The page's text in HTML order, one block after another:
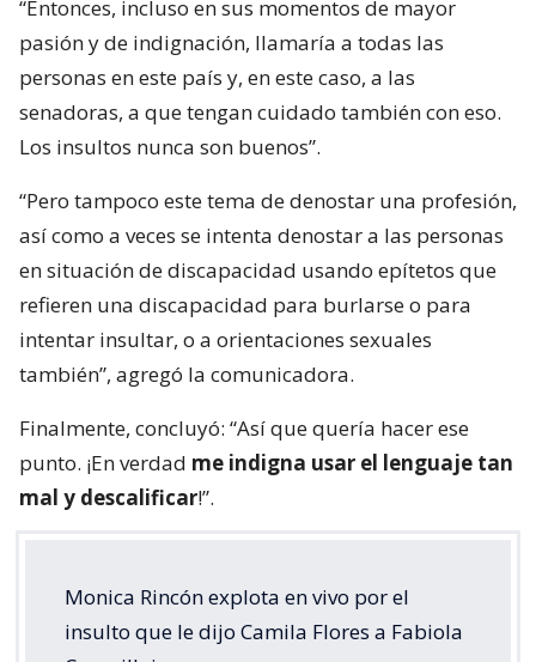
"Delincuente" y "señora de feria":
Campillai y Flores protagonizan
duro enfrentamiento en el Senado
“¿Cuándo ha sido insulto ser una señora de la
feria? Es un trabajo digno, sacrificado,
esforzado“, destacó la periodista.
Por lo mismo, mandó un recado a las senadoras:
“Entonces, incluso en sus momentos de mayor
pasión y de indignación, llamaría a todas las
personas en este país y, en este caso, a las
senadoras, a que tengan cuidado también con eso.
Los insultos nunca son buenos”.
en situación de discapacidad usando epítetos que
refieren una discapacidad para burlarse o para